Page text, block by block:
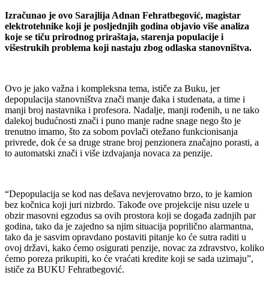
Izračunao je ovo Sarajlija Adnan Fehratbegović, magistar
elektrotehnike koji je posljednjih godina objavio više analiza
koje se tiču prirodnog priraštaja, starenja populacije i
višestrukih problema koji nastaju zbog odlaska stanovništva.
Ovo je jako važna i kompleksna tema, ističe za Buku, jer
depopulacija stanovništva znači manje đaka i studenata, a time i
manji broj nastavnika i profesora. Nadalje, manji rođenih, u ne tako
dalekoj budućnosti znači i puno manje radne snage nego što je
trenutno imamo, što za sobom povlači otežano funkcionisanja
privrede, dok će sa druge strane broj penzionera značajno porasti, a
to automatski znači i više izdvajanja novaca za penzije.
“Depopulacija se kod nas dešava nevjerovatno brzo, to je kamion
bez kočnica koji juri nizbrdo. Takođe ove projekcije nisu uzele u
obzir masovni egzodus sa ovih prostora koji se događa zadnjih par
godina, tako da je zajedno sa njim situacija poprilično alarmantna,
tako da je sasvim opravdano postaviti pitanje ko će sutra raditi u
ovoj državi, kako ćemo osigurati penzije, novac za zdravstvo, koliko
ćemo poreza prikupiti, ko će vraćati kredite koji se sada uzimaju”,
ističe za BUKU Fehratbegović.